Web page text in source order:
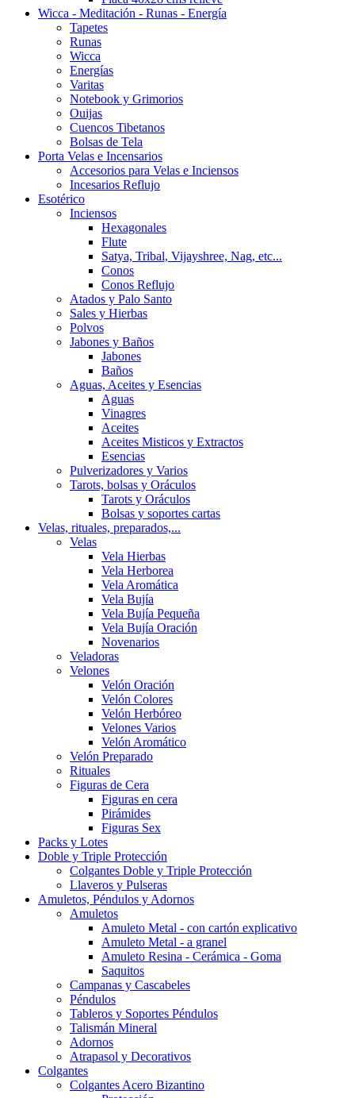
Wicca - Meditación - Runas - Energía
Tapetes
Runas
Wicca
Energías
Varitas
Notebook y Grimorios
Ouijas
Cuencos Tibetanos
Bolsas de Tela
Porta Velas e Incensarios
Accesorios para Velas e Inciensos
Incesarios Reflujo
Esotérico
Inciensos
Hexagonales
Flute
Satya, Tribal, Vijayshree, Nag, etc...
Conos
Conos Reflujo
Atados y Palo Santo
Sales y Hierbas
Polvos
Jabones y Baños
Jabones
Baños
Aguas, Aceites y Esencias
Aguas
Vinagres
Aceites
Aceites Misticos y Extractos
Esencias
Pulverizadores y Varios
Tarots, bolsas y Oráculos
Tarots y Oráculos
Bolsas y soportes cartas
Velas, rituales, preparados,...
Velas
Vela Hierbas
Vela Herborea
Vela Aromática
Vela Bujía
Vela Bujía Pequeña
Vela Bujía Oración
Novenarios
Veladoras
Velones
Velón Oración
Velón Colores
Velón Herbóreo
Velones Varios
Velón Aromático
Velón Preparado
Rituales
Figuras de Cera
Figuras en cera
Pirámides
Figuras Sex
Packs y Lotes
Doble y Triple Protección
Colgantes Doble y Triple Protección
Llaveros y Pulseras
Amuletos, Péndulos y Adornos
Amuletos
Amuleto Metal - con cartón explicativo
Amuleto Metal - a granel
Amuleto Resina - Cerámica - Goma
Saquitos
Campanas y Cascabeles
Péndulos
Tableros y Soportes Péndulos
Talismán Mineral
Adornos
Atrapasol y Decorativos
Colgantes
Colgantes Acero Bizantino